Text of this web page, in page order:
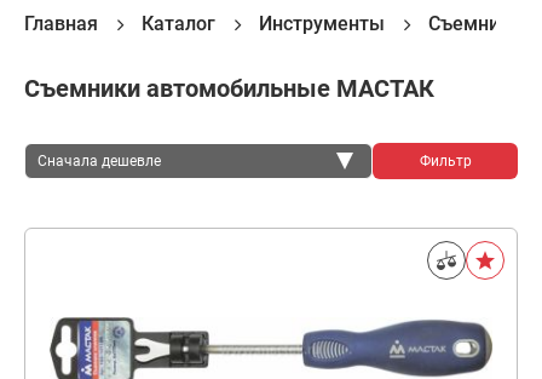
Главная Каталог Инструменты Съемники
Съемники автомобильные МАСТАК
Сначала дешевле Фильтр